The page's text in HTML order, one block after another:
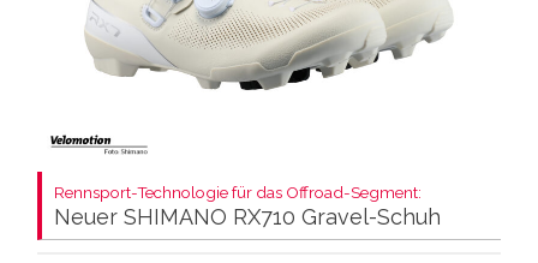
Rennsport-Technologie für das Offroad-Segment:
Neuer SHIMANO RX710 Gravel-Schuh